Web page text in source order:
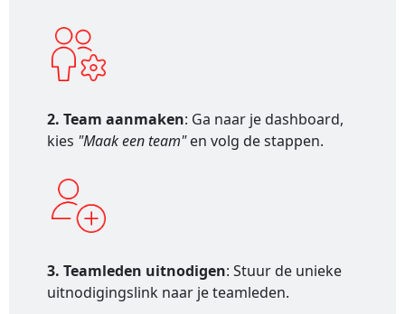
2. Team aanmaken: Ga naar je dashboard,
kies "Maak een team"en volg de stappen.
3. Teamleden uitnodigen: Stuur de unieke
uitnodigingslink naar je teamleden.